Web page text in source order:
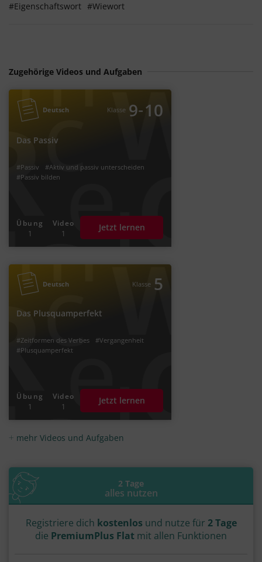
#Eigenschaftswort #Wiewort
Zugehörige Videos und Aufgaben
Deutsch Klasse 9‐10
Das Passiv
#Passiv
#Aktiv und passiv unterscheiden
#Passiv bilden
Übung
1
Video
1
Jetzt lernen
Deutsch Klasse 5
Das Plusquamperfekt
#Zeitformen des Verbes
#Vergangenheit
#Plusquamperfekt
Übung
1
Video
1
Jetzt lernen
mehr Videos und Aufgaben
2 Tage
alles nutzen
Registriere dich kostenlos und nutze für 2 Tage
die PremiumPlus Flat mit allen Funktionen